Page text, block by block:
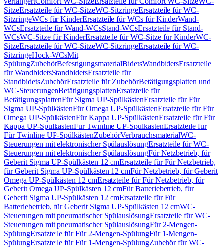
SitzeErsatzteile für WC-SitzeWC-SitzringeErsatzteile für WC-
SitzringeWCs für KinderErsatzteile für WCs für KinderWand-
WCsErsatzteile für Wand-WCsStand-WCsErsatzteile für Stand-
WCsWC-Sitze für KinderErsatzteile für WC-Sitze für KinderWC-
SitzeErsatzteile für WC-SitzeWC-SitzringeErsatzteile für WC-
SitzringeHock-WCsMit
SpülungZubehörBefestigungsmaterialBidetsWandbidetsErsatzteile
für WandbidetsStandbidetsErsatzteile für
StandbidetsZubehörErsatzteile für ZubehörBetätigungsplatten und
WC-SteuerungenBetätigungsplattenErsatzteile für
BetätigungsplattenFür Sigma UP-SpülkästenErsatzteile für Für
Sigma UP-SpülkästenFür Omega UP-SpülkästenErsatzteile für Für
Omega UP-SpülkästenFür Kappa UP-SpülkästenErsatzteile für Für
Kappa UP-SpülkästenFür Twinline UP-SpülkästenErsatzteile für
Für Twinline UP-SpülkästenZubehörVerbrauchsmaterialWC-
Steuerungen mit elektronischer SpülauslösungErsatzteile für WC-
Steuerungen mit elektronischer SpülauslösungFür Netzbetrieb, für
Geberit Sigma UP-Spülkästen 12 cmErsatzteile für Für Netzbetrieb,
für Geberit Sigma UP-Spülkästen 12 cmFür Netzbetrieb, für Geberit
Omega UP-Spülkästen 12 cmErsatzteile für Für Netzbetrieb, für
Geberit Omega UP-Spülkästen 12 cmFür Batteriebetrieb, für
Geberit Sigma UP-Spülkästen 12 cmErsatzteile für Für
Batteriebetrieb, für Geberit Sigma UP-Spülkästen 12 cmWC-
Steuerungen mit pneumatischer SpülauslösungErsatzteile für WC-
Steuerungen mit pneumatischer SpülauslösungFür 2-Mengen-
SpülungErsatzteile für Für 2-Mengen-SpülungFür 1-Mengen-
SpülungErsatzteile für Für 1-Mengen-SpülungZubehör für WC-